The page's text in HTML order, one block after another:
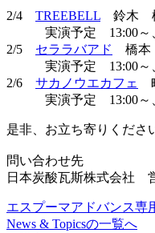
2/4 TREEBELL 鈴木
実演予定 13:00～、
2/5 セララバアド
橋
実演予定 13:00～、
2/6 サカノウエカフェ
実演予定 13:00～、
是非、お立ち寄りくださ
問い合わせ先
日本炭酸瓦斯株式会社
エスプーマアドバンス
News & Topicsの一覧へ